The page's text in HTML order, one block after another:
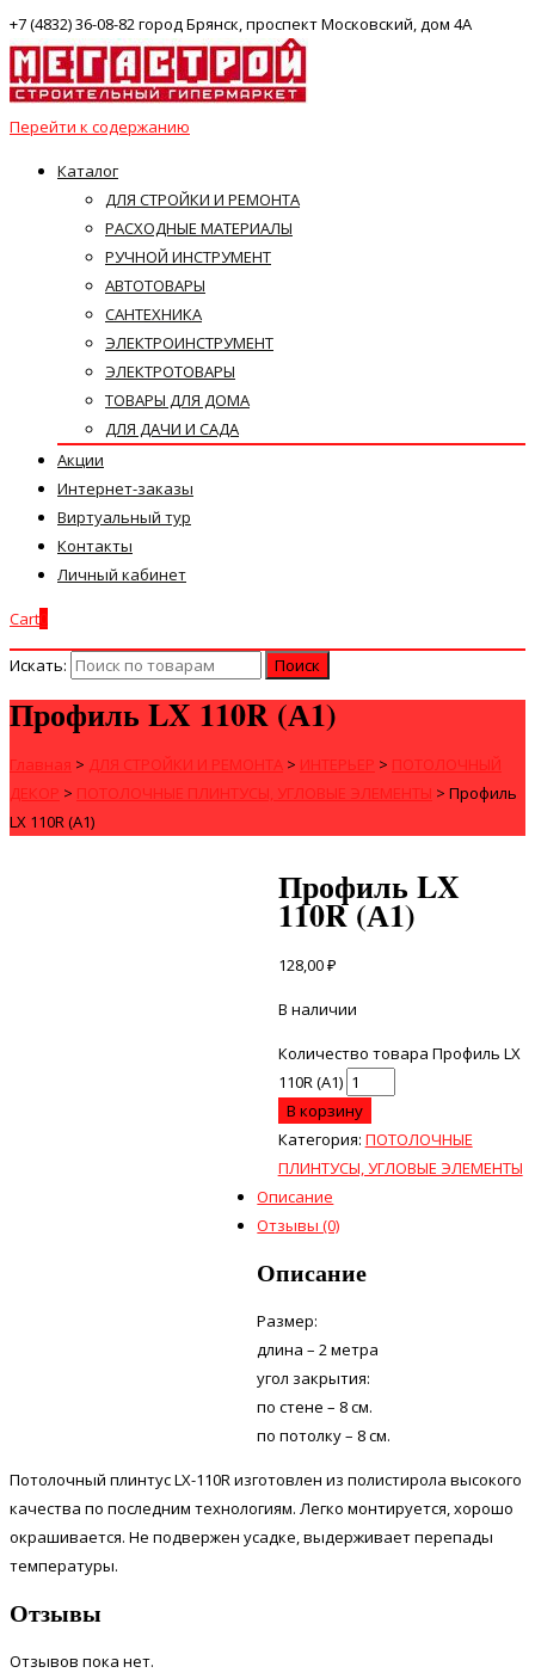
+7 (4832) 36-08-82 город Брянск, проспект Московский, дом 4А
Перейти к содержанию
Каталог
ДЛЯ СТРОЙКИ И РЕМОНТА
РАСХОДНЫЕ МАТЕРИАЛЫ
РУЧНОЙ ИНСТРУМЕНТ
АВТОТОВАРЫ
САНТЕХНИКА
ЭЛЕКТРОИНСТРУМЕНТ
ЭЛЕКТРОТОВАРЫ
ТОВАРЫ ДЛЯ ДОМА
ДЛЯ ДАЧИ И САДА
Акции
Интернет-заказы
Виртуальный тур
Контакты
Личный кабинет
Cart
Искать:
Профиль LX 110R (А1)
Главная > ДЛЯ СТРОЙКИ И РЕМОНТА > ИНТЕРЬЕР > ПОТОЛОЧНЫЙ
ДЕКОР > ПОТОЛОЧНЫЕ ПЛИНТУСЫ, УГЛОВЫЕ ЭЛЕМЕНТЫ > Профиль
LX 110R (А1)
Профиль LX
110R (А1)
128,00₽
В наличии
Количество товара Профиль LX
110R (А1)
В корзину
Категория: ПОТОЛОЧНЫЕ
ПЛИНТУСЫ, УГЛОВЫЕ ЭЛЕМЕНТЫ
Описание
Отзывы (0)
Описание
Размер:
длина – 2 метра
угол закрытия:
по стене – 8 см.
по потолку – 8 см.
Потолочный плинтус LX-110R изготовлен из полистирола высокого
качества по последним технологиям. Легко монтируется, хорошо
окрашивается. Не подвержен усадке, выдерживает перепады
температуры.
Отзывы
Отзывов пока нет.